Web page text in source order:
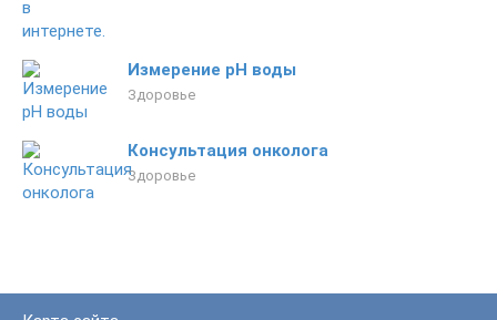
Измерение pH воды
Здоровье
Консультация онколога
Здоровье